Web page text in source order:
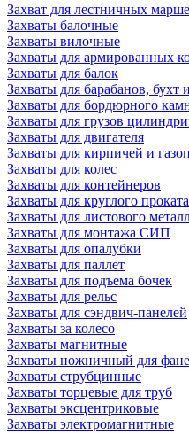
Захват для лестничных
Захваты балочные
Захваты вилочные
Захваты для армированных
Захваты для балок
Захваты для барабанов, бухт
Захваты для бордюрного
Захваты для грузов
Захваты для двигателя
Захваты для кирпичей и
Захваты для колес
Захваты для контейнеров
Захваты для круглого проката
Захваты для листового
Захваты для монтажа СИП
Захваты для опалубки
Захваты для паллет
Захваты для подъема бочек
Захваты для рельс
Захваты для сэндвич-панелей
Захваты за колесо
Захваты магнитные
Захваты ножничный для
Захваты струбцинные
Захваты торцевые для труб
Захваты эксцентриковые
Захваты электромагнитные